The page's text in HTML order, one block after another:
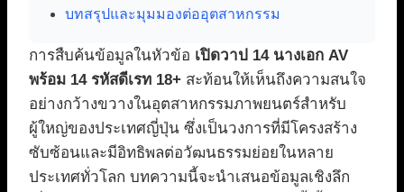
บทสรุปและมุมมองต่ออุตสาหกรรม
การสืบค้นข้อมูลในหัวข้อ เปิดวาป 14 นางเอก AV
พร้อม 14 รหัสดีเรท 18+ สะท้อนให้เห็นถึงความสนใจ
อย่างกว้างขวางในอุตสาหกรรมภาพยนตร์สำหรับ
ผู้ใหญ่ของประเทศญี่ปุ่น ซึ่งเป็นวงการที่มีโครงสร้าง
ซับซ้อนและมีอิทธิพลต่อวัฒนธรรมย่อยในหลาย
ประเทศทั่วโลก บทความนี้จะนำเสนอข้อมูลเชิงลึก